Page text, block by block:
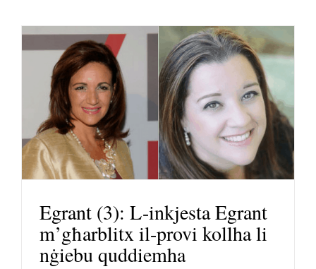
Egrant (3): L-inkjesta Egrant
m’għarblitx il-provi kollha li
nġiebu quddiemha